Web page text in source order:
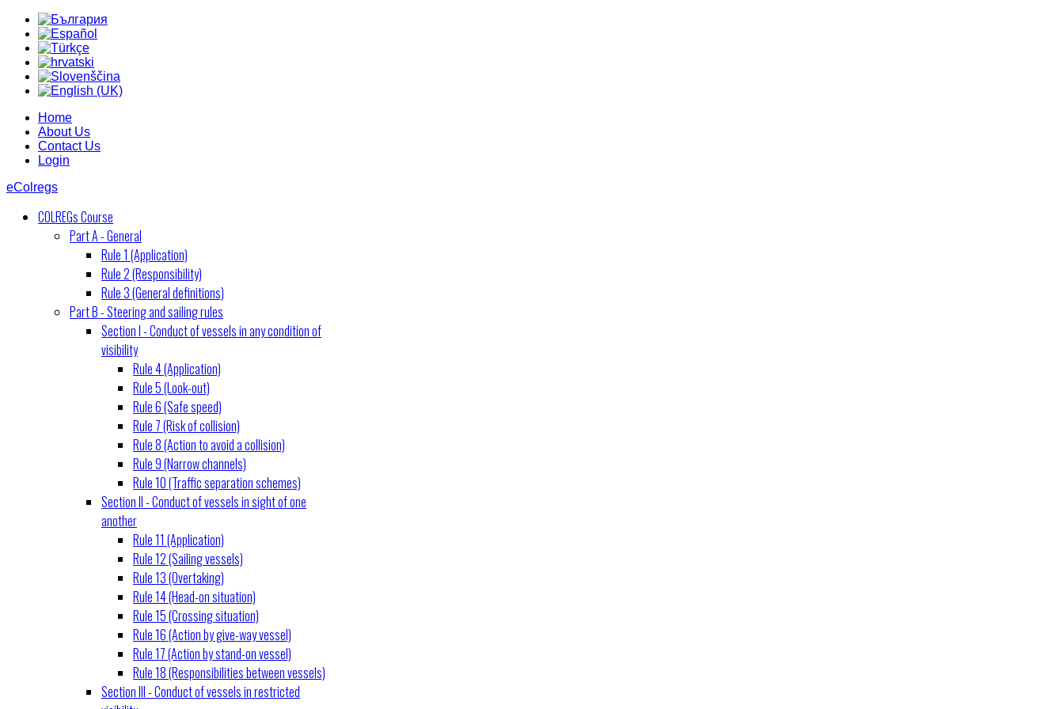
Home
About Us
Contact Us
Login
eColregs
COLREGs Course
Part A - General
Rule 1 (Application)
Rule 2 (Responsibility)
Rule 3 (General definitions)
Part B - Steering and sailing rules
Section I - Conduct of vessels in any condition of
visibility
Rule 4 (Application)
Rule 5 (Look-out)
Rule 6 (Safe speed)
Rule 7 (Risk of collision)
Rule 8 (Action to avoid a collision)
Rule 9 (Narrow channels)
Rule 10 (Traffic separation schemes)
Section II - Conduct of vessels in sight of one
another
Rule 11 (Application)
Rule 12 (Sailing vessels)
Rule 13 (Overtaking)
Rule 14 (Head-on situation)
Rule 15 (Crossing situation)
Rule 16 (Action by give-way vessel)
Rule 17 (Action by stand-on vessel)
Rule 18 (Responsibilities between vessels)
Section III - Conduct of vessels in restricted